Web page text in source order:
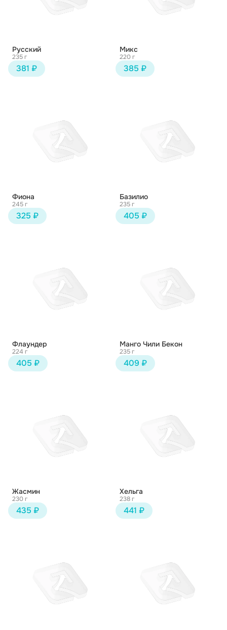
Русский
235 г
381 ₽
Микс
220 г
385 ₽
Фиона
245 г
325 ₽
Базилио
235 г
405 ₽
Флаундер
224 г
405 ₽
Манго Чили Бекон
235 г
409 ₽
Жасмин
230 г
435 ₽
Хельга
238 г
441 ₽